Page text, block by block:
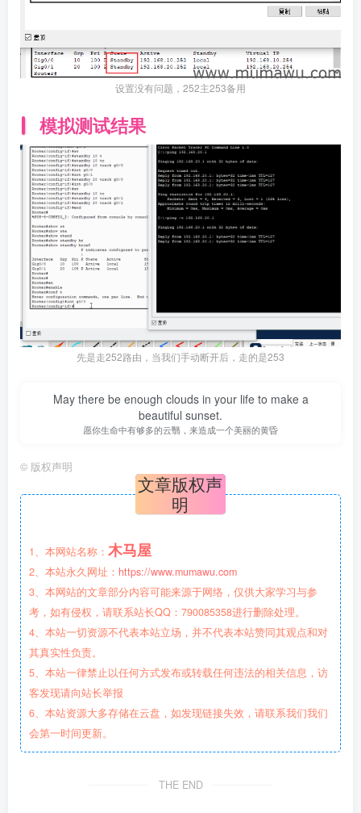
设置没有问题，252主253备用
模拟测试结果
先是走252路由，当我们手动断开后，走的是253
May there be enough clouds in your life to make a
beautiful sunset.
愿你生命中有够多的云翳，来造成一个美丽的黄昏
© 版权声明
文章版权声
明
1、本网站名称： 木马屋
2、本站永久网址： https://www.mumawu.com
3、本网站的文章部分内容可能来源于网络，仅供大家学习与参
考，如有侵权，请联系站长QQ：790085358进行删除处理。
4、本站一切资源不代表本站立场，并不代表本站赞同其观点和对
其真实性负责。
5、本站一律禁止以任何方式发布或转载任何违法的相关信息，访
客发现请向站长举报
6、本站资源大多存储在云盘，如发现链接失效，请联系我们我们
会第一时间更新。
THE END